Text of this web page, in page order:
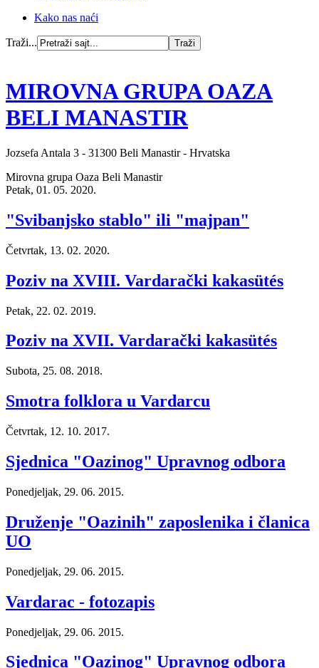
Kako nas naći
Traži...
MIROVNA GRUPA OAZA
BELI MANASTIR
Jozsefa Antala 3 - 31300 Beli Manastir - Hrvatska
Mirovna grupa Oaza Beli Manastir
Petak, 01. 05. 2020.
"Svibanjsko stablo" ili "majpan"
Četvrtak, 13. 02. 2020.
Poziv na XVIII. Vardarački kakasütés
Petak, 22. 02. 2019.
Poziv na XVII. Vardarački kakasütés
Subota, 25. 08. 2018.
Smotra folklora u Vardarcu
Četvrtak, 12. 10. 2017.
Sjednica "Oazinog" Upravnog odbora
Ponedjeljak, 29. 06. 2015.
Druženje "Oazinih" zaposlenika i članica
UO
Ponedjeljak, 29. 06. 2015.
Vardarac - fotozapis
Ponedjeljak, 29. 06. 2015.
Sjednica "Oazinog" Upravnog odbora